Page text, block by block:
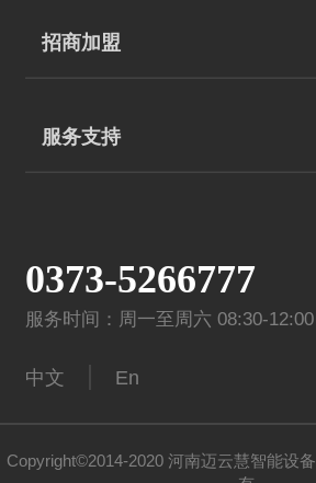
招商加盟
服务支持
0373-5266777
服务时间：周一至周六 08:30-
中文 En
Copyright©2014-2020 河南迈云慧智能设